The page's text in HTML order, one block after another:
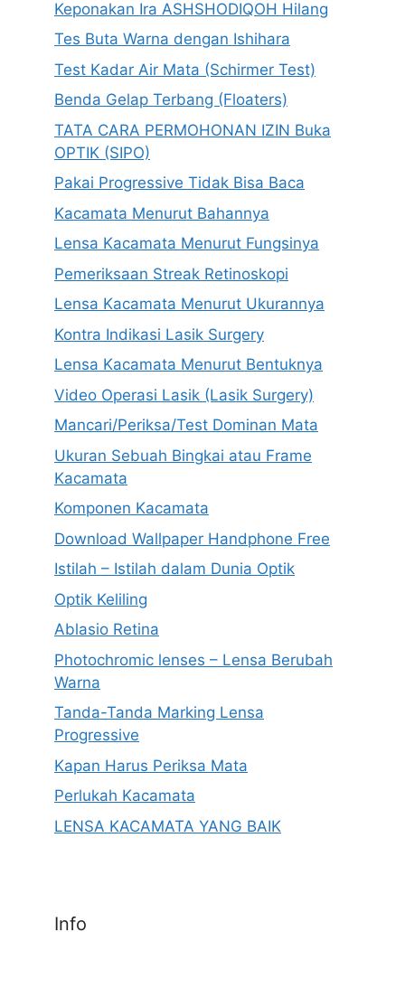
Keponakan Ira ASHSHODIQOH Hilang
Tes Buta Warna dengan Ishihara
Test Kadar Air Mata (Schirmer Test)
Benda Gelap Terbang (Floaters)
TATA CARA PERMOHONAN IZIN Buka
OPTIK (SIPO)
Pakai Progressive Tidak Bisa Baca
Kacamata Menurut Bahannya
Lensa Kacamata Menurut Fungsinya
Pemeriksaan Streak Retinoskopi
Lensa Kacamata Menurut Ukurannya
Kontra Indikasi Lasik Surgery
Lensa Kacamata Menurut Bentuknya
Video Operasi Lasik (Lasik Surgery)
Mancari/Periksa/Test Dominan Mata
Ukuran Sebuah Bingkai atau Frame
Kacamata
Komponen Kacamata
Download Wallpaper Handphone Free
Istilah – Istilah dalam Dunia Optik
Optik Keliling
Ablasio Retina
Photochromic lenses – Lensa Berubah
Warna
Tanda-Tanda Marking Lensa
Progressive
Kapan Harus Periksa Mata
Perlukah Kacamata
LENSA KACAMATA YANG BAIK
Info